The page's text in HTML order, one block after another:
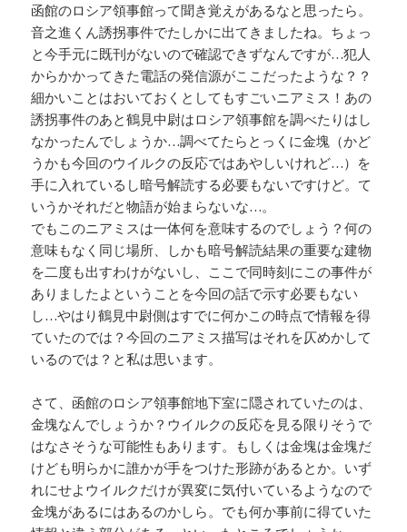
函館のロシア領事館って聞き覚えがあるなと思ったら。
音之進くん誘拐事件でたしかに出てきましたね。ちょっ
と今手元に既刊がないので確認できずなんですが…犯人
からかかってきた電話の発信源がここだったような？？
細かいことはおいておくとしてもすごいニアミス！あの
誘拐事件のあと鶴見中尉はロシア領事館を調べたりはし
なかったんでしょうか…調べてたらとっくに金塊（かど
うかも今回のウイルクの反応ではあやしいけれど…）を
手に入れているし暗号解読する必要もないですけど。て
いうかそれだと物語が始まらないな…。
でもこのニアミスは一体何を意味するのでしょう？何の
意味もなく同じ場所、しかも暗号解読結果の重要な建物
を二度も出すわけがないし、ここで同時刻にこの事件が
ありましたよということを今回の話で示す必要もない
し…やはり鶴見中尉側はすでに何かこの時点で情報を得
ていたのでは？今回のニアミス描写はそれを仄めかして
いるのでは？と私は思います。
さて、函館のロシア領事館地下室に隠されていたのは、
金塊なんでしょうか？ウイルクの反応を見る限りそうで
はなさそうな可能性もあります。もしくは金塊は金塊だ
けども明らかに誰かが手をつけた形跡があるとか。いず
れにせよウイルクだけが異変に気付いているようなので
金塊があるにはあるのかしら。でも何か事前に得ていた